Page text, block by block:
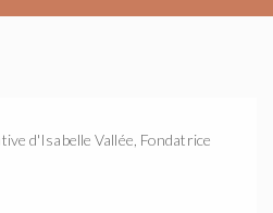
d'Isabelle Vallée, Fondatrice